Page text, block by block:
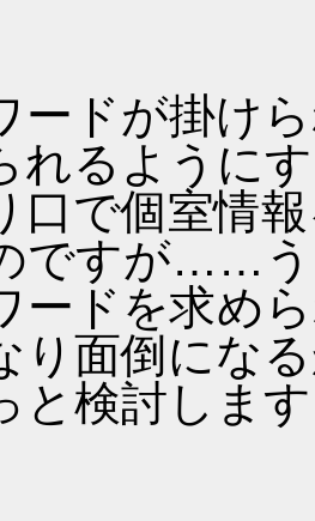
ドが掛け
れるように
口で個室情
ですが……う
ードを求め
り面倒にな
検討しま